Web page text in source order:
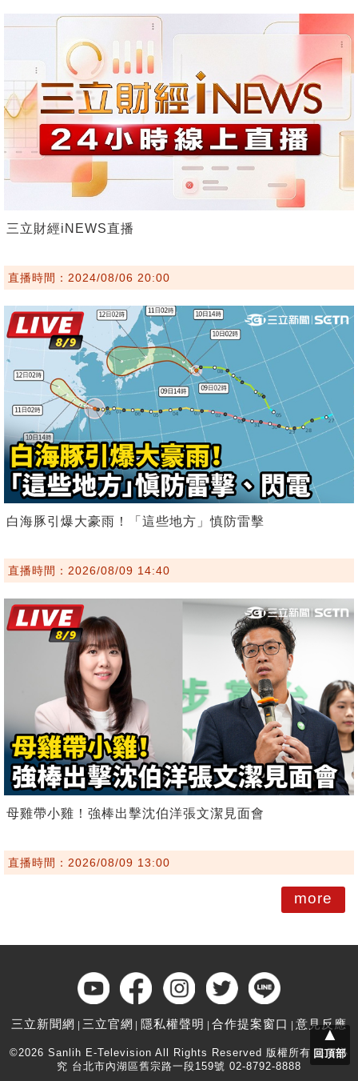
三立財經iNEWS直播
直播時間：2024/08/06 20:00
白海豚引爆大豪雨！「這些地方」慎防雷擊
直播時間：2026/08/09 14:40
母雞帶小雞！強棒出擊沈伯洋張文潔見面會
直播時間：2026/08/09 13:00
more
三立新聞網 三立官網 隱私權聲明 合作提案窗口 意見反應
©2026 Sanlih E-Television All Rights Reserved 版權所有 盜用必
究 台北市內湖區舊宗路一段159號 02-8792-8888
▲
回頂部